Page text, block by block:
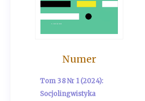
Numer
Tom 38 Nr 1 (2024):
Socjolingwistyka